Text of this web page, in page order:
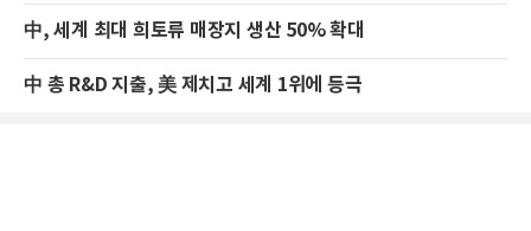
中, 세계 최대 희토류 매장지 생산 50% 확대
中 총 R&D 지출, 美 제치고 세계 1위에 등극